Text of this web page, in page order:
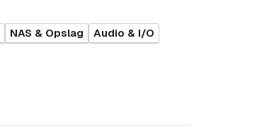
NAS & Opslag
Audio & I/O